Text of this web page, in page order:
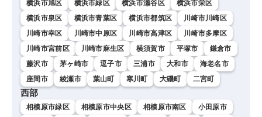
横浜市旭区 横浜市緑区 横浜市瀬谷区
横浜市栄区
横浜市泉区
横浜市青葉区 横浜市都筑区
川崎市川崎区
川崎市幸区
川崎市中原区 川崎市高津区
川崎市多摩区
川崎市宮前区
川崎市麻生区 横須賀市 平塚市
鎌倉市
藤沢市
茅ヶ崎市 逗子市 三浦市 大和市
海老名市
座間市
綾瀬市 葉山町 寒川町 大磯町 二宮町
西部
相模原市緑区 相模原市中央区 相模原市南区
小田原市